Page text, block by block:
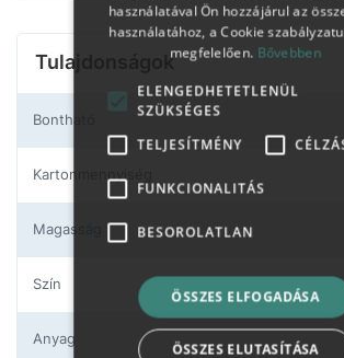
Tulajdonságok
Bontható
Kartonmennyiség
Magasság
Szín
Anyag
használatával Ön hozzájárul az
használatához, a Cookie
megfelelően. Bővebben
ELENGEDHETETLENÜL
SZÜKSÉGES
TELJESÍTMÉNY
FUNKCIONALITÁS
BESOROLATLAN
ÖSSZES ELFOGADÁSA
ÖSSZES ELUTASÍTÁSA